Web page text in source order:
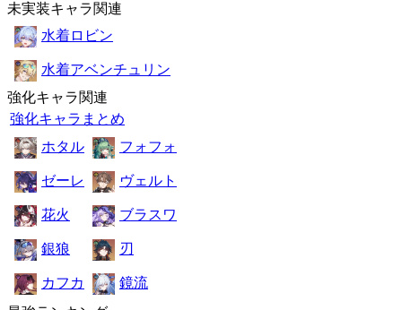
未実装キャラ関連
水着ロビン
水着アベンチュリン
強化キャラ関連
強化キャラまとめ
ホタル
フォフォ
ゼーレ ヴェルト
花火 ブラスワ
銀狼 刃
カフカ
鏡流